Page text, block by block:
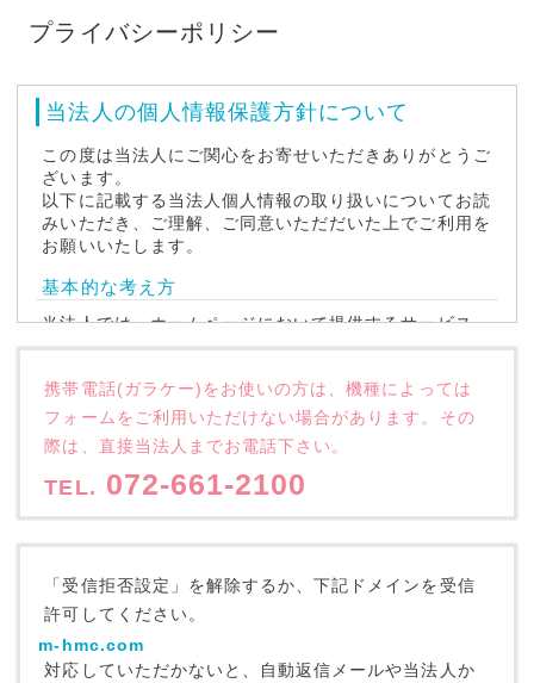
プライバシーポリシー
当法人の個人情報保護方針について
この度は当法人にご関心をお寄せいただきありがとうご
ざいます。
以下に記載する当法人個人情報の取り扱いについてお読
みいただき、ご理解、ご同意いただだいた上でご利用を
お願いいたします。
基本的な考え方
当法人では、ホームページにおいて提供するサービス
（当ホームページによる情報提供、各種求人へのご応
ページを利用される皆様の情報を収集しています。収集
した情報は利用目的の範囲内で適切に取扱います。
個人情報の収集について
この個人情報保護方針に述べられている「個人情報」と
は、氏名、住所、電話番号、FAX番号、メールアドレ
では、求人へのご応募・ご質問いただく際、皆さまの個
人情報を収集することがあります。当法人による個人情
報の収集はあくまで皆さまの自発的な提供によるもので
あり、皆さまが個人情報を提供された場合は、当法人が
この個人情報保護方針に則って個人情報を利用すること
携帯電話(ガラケー)をお使いの方は、機種によっては
フォームをご利用いただけない場合があります。その
際は、直接当法人までお電話下さい。
TEL. 072-661-2100
「受信拒否設定」を解除するか、下記ドメインを受信
許可してください。
m-hmc.com
対応していただかないと、自動返信メールや当法人か